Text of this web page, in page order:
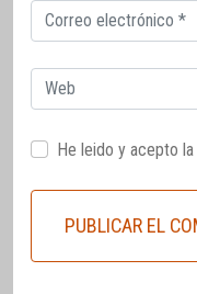
Correo
electrónico
Web
He leido y acepto la